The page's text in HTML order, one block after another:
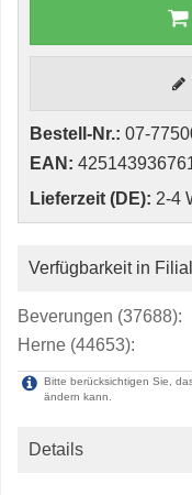
Bestell-Nr.: 07-
EAN:
Lieferzeit (DE): 2-4
Verfügbarkeit in
Beverungen (37688):
Herne (44653):
Bitte berücksichtigen Sie,
ändern kann.
Details